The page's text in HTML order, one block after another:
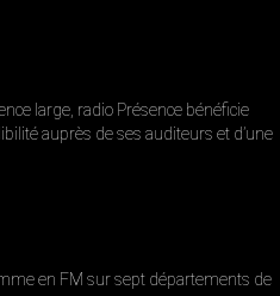
large, radio Présence bénéficie
auprès de ses auditeurs et d’une
en FM sur sept départements de